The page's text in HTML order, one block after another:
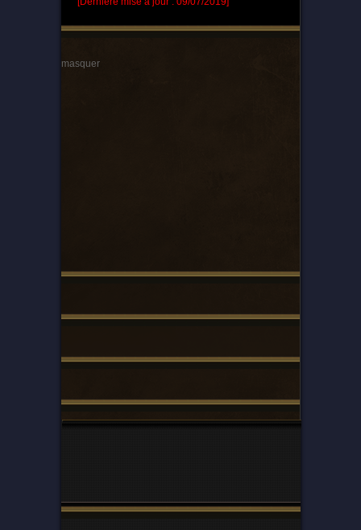
masquer